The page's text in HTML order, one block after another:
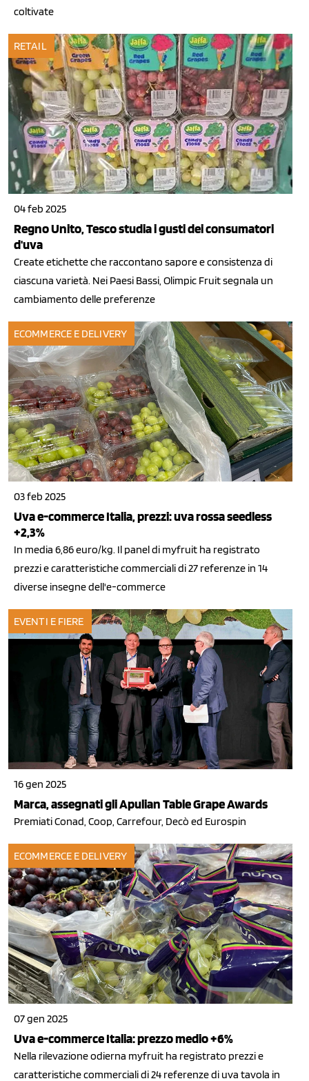
coltivate
RETAIL
04 feb 2025
Regno Unito, Tesco studia i gusti dei consumatori
d'uva
Create etichette che raccontano sapore e consistenza di
ciascuna varietà. Nei Paesi Bassi, Olimpic Fruit segnala un
cambiamento delle preferenze
ECOMMERCE E DELIVERY
03 feb 2025
Uva e-commerce Italia, prezzi: uva rossa seedless
+2,3%
In media 6,86 euro/kg. Il panel di myfruit ha registrato
prezzi e caratteristiche commerciali di 27 referenze in 14
diverse insegne dell'e-commerce
EVENTI E FIERE
16 gen 2025
Marca, assegnati gli Apulian Table Grape Awards
Premiati Conad, Coop, Carrefour, Decò ed Eurospin
ECOMMERCE E DELIVERY
07 gen 2025
Uva e-commerce Italia: prezzo medio +6%
Nella rilevazione odierna myfruit ha registrato prezzi e
caratteristiche commerciali di 24 referenze di uva tavola in